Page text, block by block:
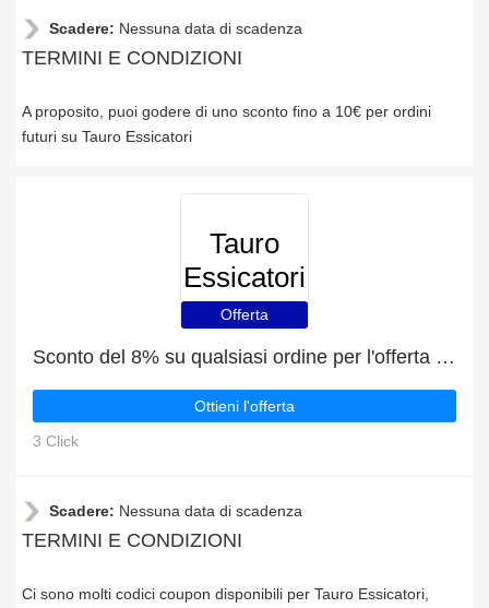
Scadere: Nessuna data di scadenza
TERMINI E CONDIZIONI
A proposito, puoi godere di uno sconto fino a 10€ per ordini
futuri su Tauro Essicatori
Tauro
Essicatori
Offerta
Sconto del 8% su qualsiasi ordine per l'offerta speciale
Ottieni l'offerta
3 Click
Scadere: Nessuna data di scadenza
TERMINI E CONDIZIONI
Ci sono molti codici coupon disponibili per Tauro Essicatori,